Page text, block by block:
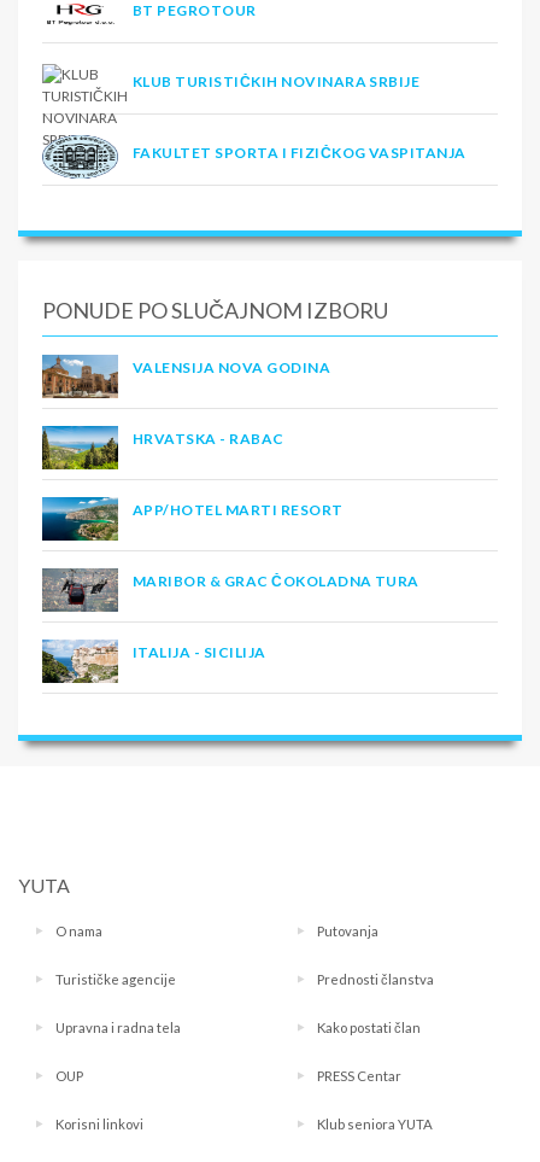
BT PEGROTOUR
KLUB TURISTIČKIH NOVINARA SRBIJE
FAKULTET SPORTA I FIZIČKOG VASPITANJA
PONUDE PO SLUČAJNOM IZBORU
VALENSIJA NOVA GODINA
HRVATSKA - RABAC
APP/HOTEL MARTI RESORT
MARIBOR & GRAC ČOKOLADNA TURA
ITALIJA - SICILIJA
YUTA
O nama Putovanja
Turističke agencije Prednosti članstva
Upravna i radna tela Kako postati član
OUP PRESS Centar
Korisni linkovi Klub seniora YUTA